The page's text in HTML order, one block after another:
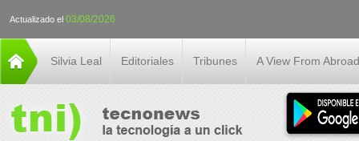
Actualizado el 03/08/2026
Silvia Leal Editoriales Tribunes A View From Abroad